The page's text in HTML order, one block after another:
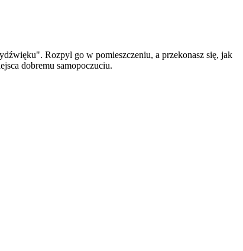
Rozpyl go w pomieszczeniu, a przekonasz się, jak
dobremu samopoczuciu.